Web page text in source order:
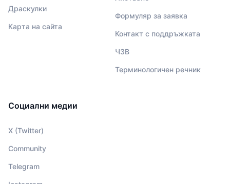
Драскулки
Карта на сайта
Формуляр за заявка
Контакт с поддръжката
ЧЗВ
Терминологичен речник
Социални медии
X (Twitter)
Community
Telegram